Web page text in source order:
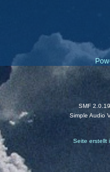
SMF 2.0.19
Simple Audio
Seite erstellt